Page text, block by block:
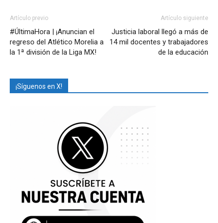
Artículo previo
#ÚltimaHora | ¡Anuncian el
regreso del Atlético Morelia a
la 1ª división de la Liga MX!
Artículo siguiente
Justicia laboral llegó a más de
14 mil docentes y trabajadores
de la educación
¡Síguenos en X!